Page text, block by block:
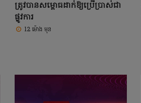
ត្រូវបានសម្ពោធដាក់ឱ្យប្រើប្រាស់ជា
ផ្លូវការ
12 ម៉ោង មុន